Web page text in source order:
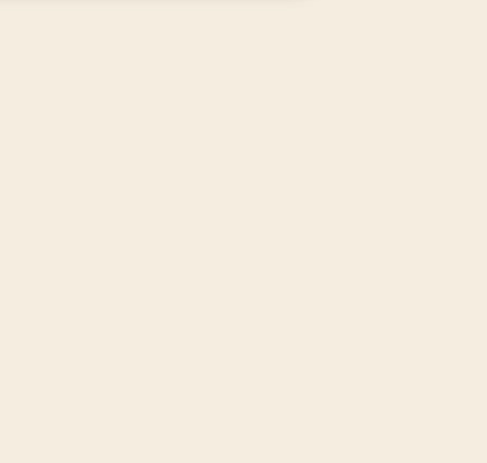
approche en matière de conversion d’énergie à
du futur” organisé par SKF Magnetic Mechatronics